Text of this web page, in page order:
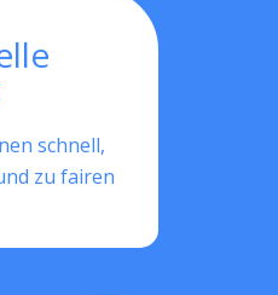
schnell,
zu fairen